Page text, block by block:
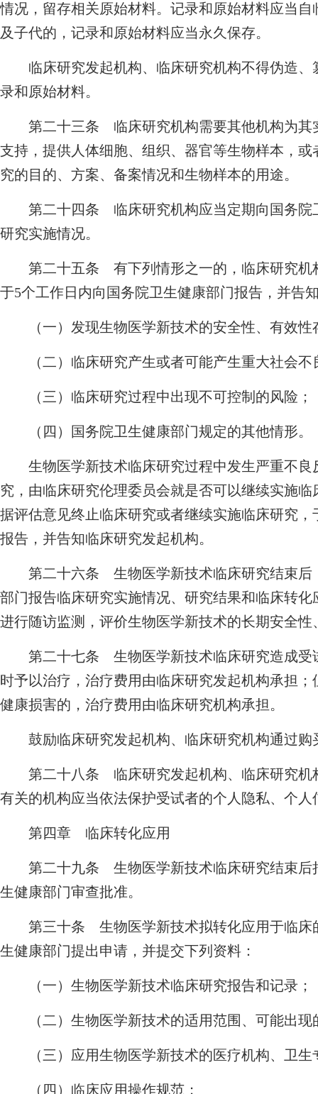
情况，留存相关原始材料。记录和原始材料应当
及子代的，记录和原始材料应当永久保存。
临床研究发起机构、临床研究机构不得伪造、
录和原始材料。
第二十三条 临床研究机构需要其他机构为其
支持，提供人体细胞、组织、器官等生物样本，
究的目的、方案、备案情况和生物样本的用途。
第二十四条 临床研究机构应当定期向国务院
研究实施情况。
第二十五条 有下列情形之一的，临床研究机
于5个工作日内向国务院卫生健康部门报告，并告
（一）发现生物医学新技术的安全性、有效性
（二）临床研究产生或者可能产生重大社会不
（三）临床研究过程中出现不可控制的风险；
（四）国务院卫生健康部门规定的其他情形。
生物医学新技术临床研究过程中发生严重不良
究，由临床研究伦理委员会就是否可以继续实施
据评估意见终止临床研究或者继续实施临床研究
报告，并告知临床研究发起机构。
第二十六条 生物医学新技术临床研究结束后
部门报告临床研究实施情况、研究结果和临床转
进行随访监测，评价生物医学新技术的长期安全性
第二十七条 生物医学新技术临床研究造成受
时予以治疗，治疗费用由临床研究发起机构承担
健康损害的，治疗费用由临床研究机构承担。
鼓励临床研究发起机构、临床研究机构通过购
第二十八条 临床研究发起机构、临床研究机
有关的机构应当依法保护受试者的个人隐私、个人
第四章 临床转化应用
第二十九条 生物医学新技术临床研究结束后
生健康部门审查批准。
第三十条 生物医学新技术拟转化应用于临床
生健康部门提出申请，并提交下列资料：
（一）生物医学新技术临床研究报告和记录；
（二）生物医学新技术的适用范围、可能出现
（三）应用生物医学新技术的医疗机构、卫生
（四）临床应用操作规范；